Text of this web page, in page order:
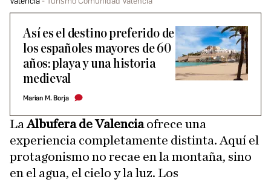
Así es el destino preferido de
los españoles mayores de 60
años: playa y una historia
medieval
Marian M. Borja
La Albufera de Valenciaofrece una
experiencia completamente distinta. Aquí el
protagonismo no recae en la montaña, sino
en el agua, el cielo y la luz. Los